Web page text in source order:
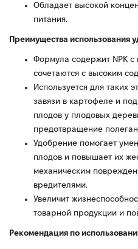
Обладает высокой
питания.
Преимущества использования
Формула содержит NPK
сочетаются с высоким
Используется для таких
завязи в картофеле и
плодов у плодовых
предотвращение
Удобрение помогает
плодов и повышает их
механическим
вредителями.
Увеличит
товарной продукции и
Рекомендация по